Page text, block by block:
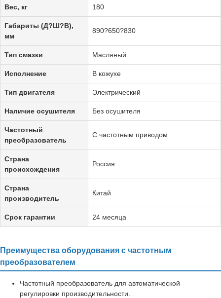
Вес, кг 180
Габариты (Д?Ш?В),
мм
890?650?830
Тип смазки Масляный
Исполнение В кожухе
Тип двигателя Электрический
Наличие осушителя Без осушителя
Частотный
преобразователь
С частотным приводом
Страна
происхождения
Россия
Страна
производитель
Китай
Срок гарантии 24 месяца
Преимущества оборудования с частотным
преобразователем
Частотный преобразователь для автоматической
регулировки производительности.